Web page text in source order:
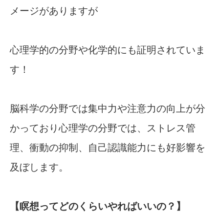
メージがありますが
心理学的の分野や化学的にも証明されていま
す！
脳科学の分野では集中力や注意力の向上が分
かっており心理学の分野では、ストレス管
理、衝動の抑制、自己認識能力にも好影響を
及ぼします。
【瞑想ってどのくらいやればいいの？】